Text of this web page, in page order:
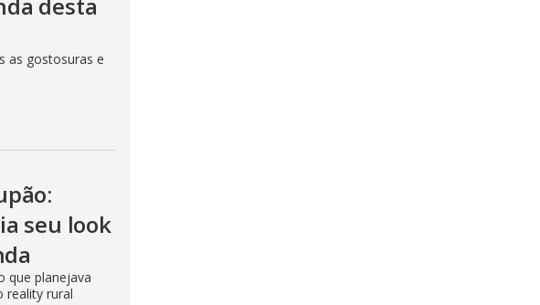
as gostosuras e
seu look
que planejava
reality rural